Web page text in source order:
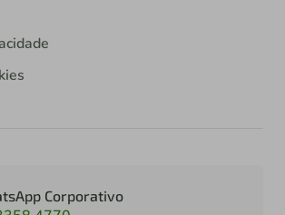
Corporativo